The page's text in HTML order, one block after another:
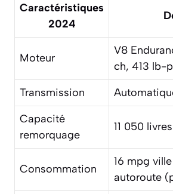
Caractéristiques
2024
Moteur
V8
ch, 413 lb-
Transmission
Capacité
remorquage
11 050 livres
Consommation
16 mpg
autoroute